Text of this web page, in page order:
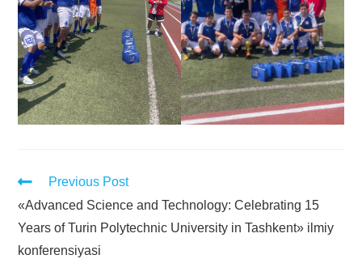
Previous Post
«Advanced Science and Technology: Celebrating 15
Years of Turin Polytechnic University in Tashkent» ilmiy
konferensiyasi